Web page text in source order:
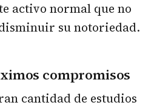
activo normal que no
su notoriedad.
compromisos
cantidad de estudios